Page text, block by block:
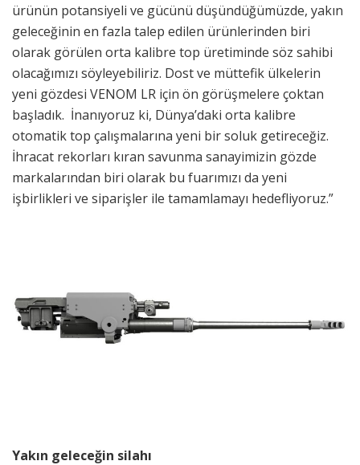
ürünün potansiyeli ve gücünü düşündüğümüzde, yakın
geleceğinin en fazla talep edilen ürünlerinden biri
olarak görülen orta kalibre top üretiminde söz sahibi
olacağımızı söyleyebiliriz. Dost ve müttefik ülkelerin
yeni gözdesi VENOM LR için ön görüşmelere çoktan
başladık. İnanıyoruz ki, Dünya’daki orta kalibre
otomatik top çalışmalarına yeni bir soluk getireceğiz.
İhracat rekorları kıran savunma sanayimizin gözde
markalarından biri olarak bu fuarımızı da yeni
işbirlikleri ve siparişler ile tamamlamayı hedefliyoruz.”
Yakın geleceğin silahı